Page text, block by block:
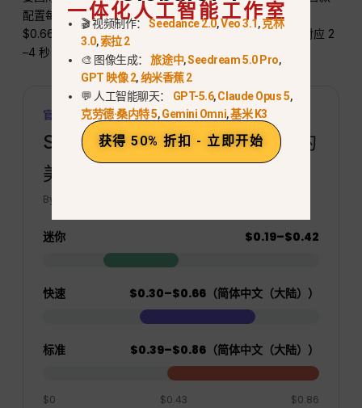
配置每段视频价格为 $0.39–$0.86，Fast 配置为 $0.30–
$0.66， “Mini”配置为每段视频 $0.19–$0.42。低端价格对应 2
–4 秒，高端价格对应 15 秒；其他列出的配置价格更高。.
官方API价格范围
Seedance 2.0 变体 · 每条视频的
美元价格
BytePlus ModelArk · 已核查，2026年7月28日
迷你 $0.19–$0.42
快速 $0.30–$0.66（简体中文（大陆））
标准 $0.39–$0.86（简体中文（大陆））
$0 $0.43 $0.86
一体化人工智能工作室
🎬 视频制作：Seedance 2.0,Veo 3.1,克林
3.0,索拉 2
🎨 图像生成：旅途中,Seedream 5.0 Pro,
GPT 映像 2,纳米香蕉 2
💬 人工智能聊天： GPT-5.6,Claude Opus 5,
克劳德·桑内特 5,Gemini Omni,基米 K3
获得 50% 折扣 - 立即开始